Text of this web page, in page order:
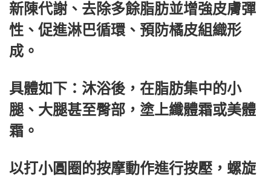
新陳代謝、去除多餘脂肪並增強皮膚彈
性、促進淋巴循環、預防橘皮組織形
成。
具體如下：沐浴後，在脂肪集中的小
腿、大腿甚至臀部，塗上纖體霜或美體
霜。
以打小圓圈的按摩動作進行按壓，螺旋